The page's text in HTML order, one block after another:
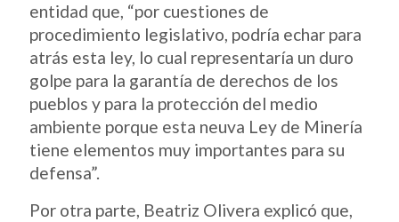
entidad que, “por cuestiones de
procedimiento legislativo, podría echar para
atrás esta ley, lo cual representaría un duro
golpe para la garantía de derechos de los
pueblos y para la protección del medio
ambiente porque esta neuva Ley de Minería
tiene elementos muy importantes para su
defensa”.
Por otra parte, Beatriz Olivera explicó que,